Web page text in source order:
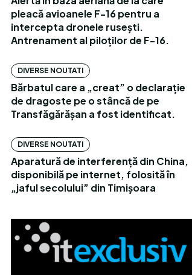
pleacă avioanele F-16 pentru a
intercepta dronele rusești.
Antrenament al piloților de F-16.
DIVERSE NOUTATI
Bărbatul care a „creat” o declarație
de dragoste pe o stâncă de pe
Transfăgărășan a fost identificat.
DIVERSE NOUTATI
Aparatură de interferență din China,
disponibilă pe internet, folosită în
„jaful secolului” din Timișoara